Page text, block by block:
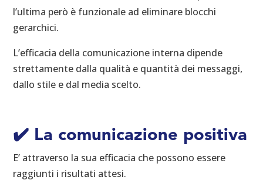
l’ultima però è funzionale ad eliminare blocchi
gerarchici.
L’efficacia della comunicazione interna dipende
strettamente dalla qualità e quantità dei messaggi,
dallo stile e dal media scelto.
✔️ La comunicazione positiva
E’ attraverso la sua efficacia che possono essere
raggiunti i risultati attesi.